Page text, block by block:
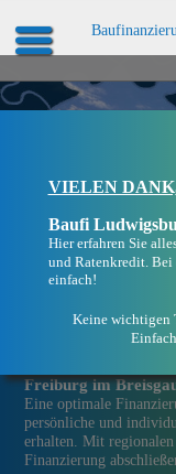
Freiburg im
Eine optimale
persönliche und
erhalten. Mit
Finanzierung
VIELEN DANK,
Baufi
Hier erfahren Sie
und Ratenkredit. Bei
einfach!
Keine wichtigen